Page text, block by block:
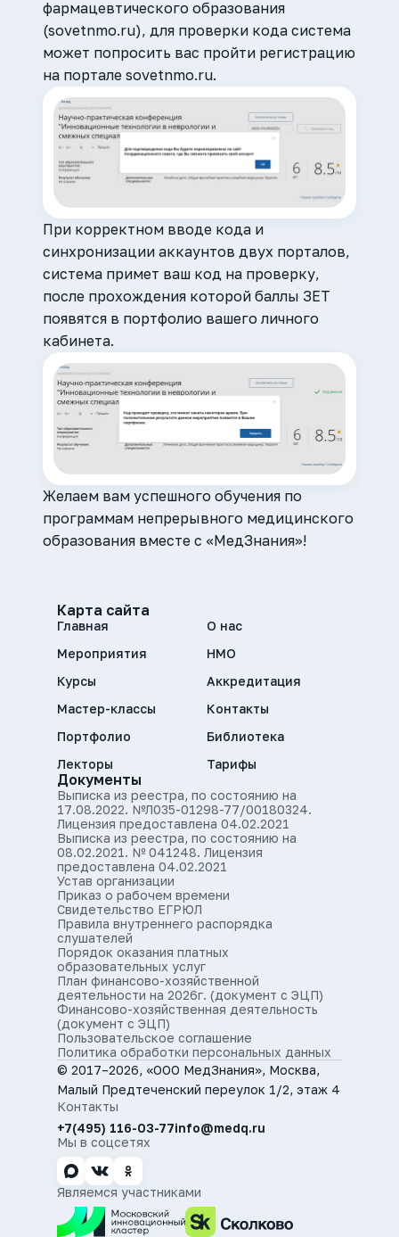
фармацевтического образования
(sovetnmo.ru), для проверки кода система
может попросить вас пройти регистрацию
на портале sovetnmo.ru.
При корректном вводе кода и
синхронизации аккаунтов двух порталов,
система примет ваш код на проверку,
после прохождения которой баллы ЗЕТ
появятся в портфолио вашего личного
кабинета.
Желаем вам успешного обучения по
программам непрерывного медицинского
образования вместе с «МедЗнания»!
Карта сайта
Главная
Мероприятия
Курсы
Мастер-классы
Портфолио
Лекторы
О нас
НМО
Аккредитация
Контакты
Библиотека
Тарифы
Документы
Выписка из реестра, по состоянию на
17.08.2022. №Л035-01298-77/00180324.
Лицензия предоставлена 04.02.2021
Выписка из реестра, по состоянию на
08.02.2021. № 041248. Лицензия
предоставлена 04.02.2021
Устав организации
Приказ о рабочем времени
Свидетельство ЕГРЮЛ
Правила внутреннего распорядка
слушателей
Порядок оказания платных
образовательных услуг
План финансово-хозяйственной
деятельности на 2026г. (документ с ЭЦП)
Финансово-хозяйственная деятельность
(документ с ЭЦП)
Пользовательское соглашение
Политика обработки персональных данных
© 2017–2026, «ООО МедЗнания», Москва,
Малый Предтеченский переулок 1/2, этаж 4
Контакты
+7(495) 116-03-77info@medq.ru
Мы в соцсетях
Являемся участниками